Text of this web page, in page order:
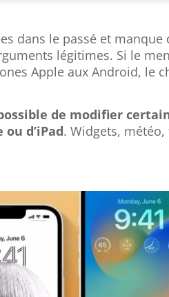
dans le passé et
légitimes. Si le
Apple aux Android, le
de modifier
d’iPad. Widgets,